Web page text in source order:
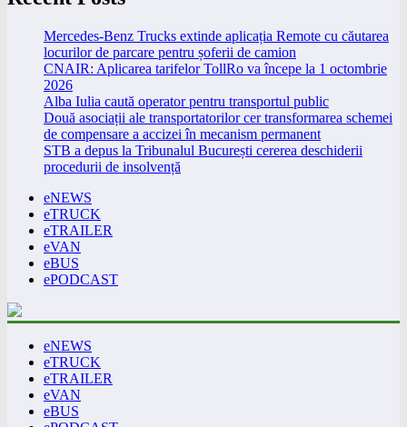
Mercedes-Benz Trucks extinde aplicația Remote cu căutarea
locurilor de parcare pentru șoferii de camion
CNAIR: Aplicarea tarifelor TollRo va începe la 1 octombrie
2026
Alba Iulia caută operator pentru transportul public
Două asociații ale transportatorilor cer transformarea schemei
de compensare a accizei în mecanism permanent
STB a depus la Tribunalul București cererea deschiderii
procedurii de insolvență
eNEWS
eTRUCK
eTRAILER
eVAN
eBUS
ePODCAST
eNEWS
eTRUCK
eTRAILER
eVAN
eBUS